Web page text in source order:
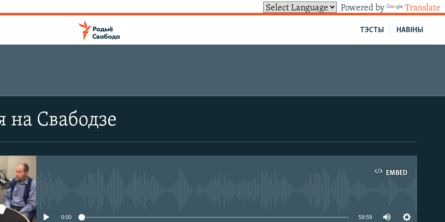
Powered by Translate
НАВІНЫ
ТЭСТЫ
на Свабодзе
EMBED
0:00 59:59